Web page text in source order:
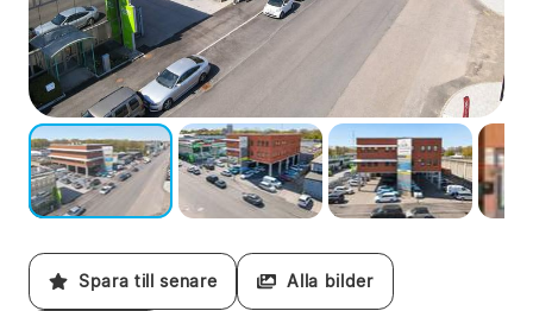
Spara till senare Alla bilder